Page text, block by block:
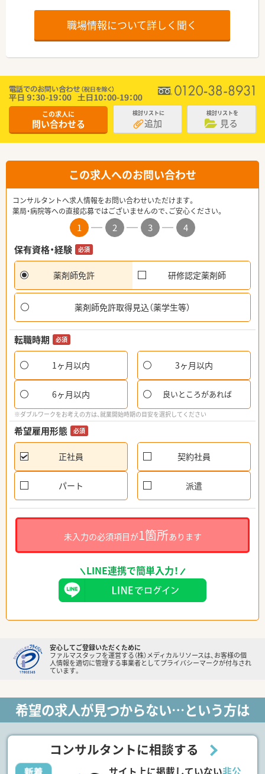
職場情報について詳しく聞く
この求人に
問い合わせる
検討リストに
追加
検討リストを
見る
この求人へのお問い合わせ
コンサルタントへ求人情報をお問い合わせいただけます。
薬局・病院等への直接応募ではございませんので、ご安心ください。
1 2 3
4
保有資格・経験
必須
薬剤師免許 研修認定薬剤師
薬剤師免許取得見込（薬学生等）
転職時期 必須
1ヶ月以内 3ヶ月以内
6ヶ月以内 良いところがあれば
※ダブルワークをお考えの方は、就業開始時期の目安を選択してください
希望雇用形態 必須
正社員 契約社員
パート 派遣
未入力の必須項目が1箇所あります
LINE連携で簡単入力！
安心してご登録いただくために
ファルマスタッフを運営する（株）メディカルリソースは、お客様の個
人情報を適切に管理する事業者としてプライバシーマークが付与され
ています。
希望の求人が見つからない…という方は
コンサルタントに相談する